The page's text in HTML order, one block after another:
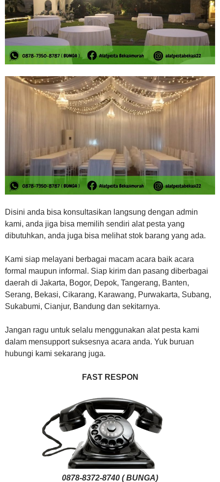
Disini anda bisa konsultasikan langsung dengan admin
kami, anda jiga bisa memilih sendiri alat pesta yang
dibutuhkan, anda juga bisa melihat stok barang yang ada.
Kami siap melayani berbagai macam acara baik acara
formal maupun informal. Siap kirim dan pasang diberbagai
daerah di Jakarta, Bogor, Depok, Tangerang, Banten,
Serang, Bekasi, Cikarang, Karawang, Purwakarta, Subang,
Sukabumi, Cianjur, Bandung dan sekitarnya.
Jangan ragu untuk selalu menggunakan alat pesta kami
dalam mensupport suksesnya acara anda. Yuk buruan
hubungi kami sekarang juga.
FAST RESPON
0878-8372-8740 ( BUNGA)